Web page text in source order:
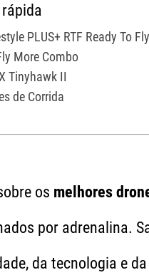
PLUS+ RTF Ready To Fly
More Combo
Tinyhawk II
de Corrida
os melhores
por adrenalina.
da tecnologia e